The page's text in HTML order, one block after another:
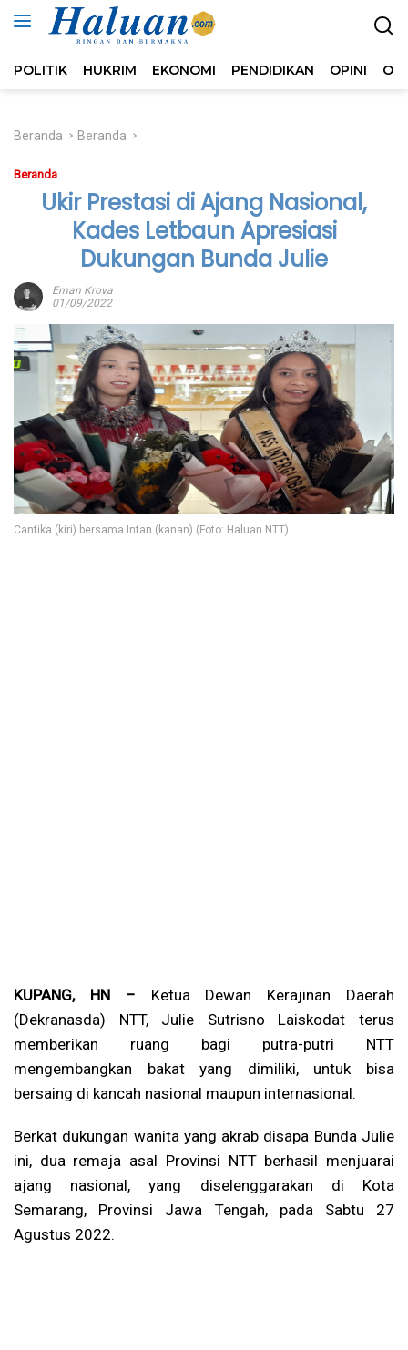
Langsung
POLITIK HUKRIM EKONOMI PENDIDIKAN OPINI
Beranda Beranda
Beranda
Ukir Prestasi di Ajang Nasional,
Kades Letbaun Apresiasi
Dukungan Bunda Julie
Eman Krova
01/09/2022
Cantika (kiri) bersama Intan (kanan) (Foto: Haluan NTT)
KUPANG, HN – Ketua Dewan Kerajinan Daerah
(Dekranasda) NTT, Julie Sutrisno Laiskodat terus
memberikan ruang bagi putra-putri NTT
mengembangkan bakat yang dimiliki, untuk bisa
bersaing di kancah nasional maupun internasional.
Berkat dukungan wanita yang akrab disapa Bunda Julie
ini, dua remaja asal Provinsi NTT berhasil menjuarai
ajang nasional, yang diselenggarakan di Kota
Semarang, Provinsi Jawa Tengah, pada Sabtu 27
Agustus 2022.